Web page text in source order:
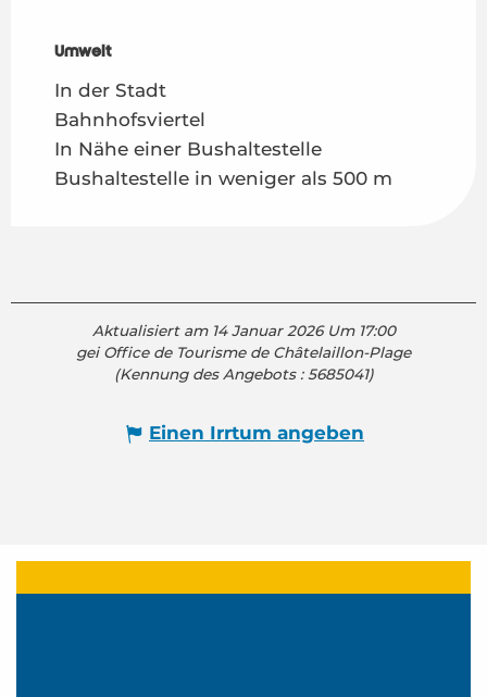
Umwelt
Umwelt
In der Stadt
Bahnhofsviertel
In Nähe einer Bushaltestelle
Bushaltestelle in weniger als 500 m
Aktualisiert am 14 Januar 2026 Um 17:00
gei Office de Tourisme de Châtelaillon-Plage
(Kennung des Angebots :5685041)
Einen Irrtum angeben